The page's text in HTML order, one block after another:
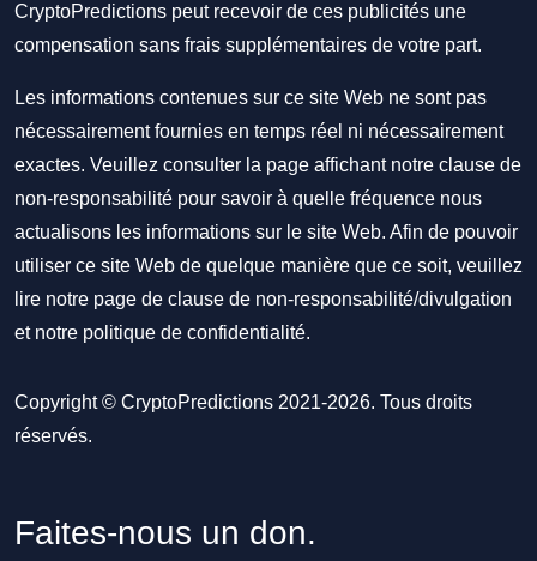
CryptoPredictions peut recevoir de ces publicités une
compensation sans frais supplémentaires de votre part.
Les informations contenues sur ce site Web ne sont pas
nécessairement fournies en temps réel ni nécessairement
exactes. Veuillez consulter la page affichant notre clause de
non-responsabilité pour savoir à quelle fréquence nous
actualisons les informations sur le site Web. Afin de pouvoir
utiliser ce site Web de quelque manière que ce soit, veuillez
lire notre page de clause de non-responsabilité/divulgation
et notre politique de confidentialité.
Copyright © CryptoPredictions 2021-2026. Tous droits
réservés.
Faites-nous un don.